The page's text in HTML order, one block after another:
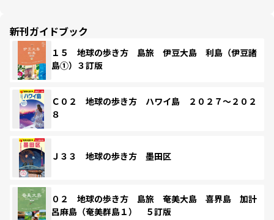
新刊ガイドブック
１５ 地球の歩き方 島旅 伊豆大島 利島（伊豆諸
島①）３訂版
Ｃ０２ 地球の歩き方 ハワイ島 ２０２７～２０２
８
Ｊ３３ 地球の歩き方 墨田区
０２ 地球の歩き方 島旅 奄美大島 喜界島 加計
呂麻島（奄美群島１） ５訂版